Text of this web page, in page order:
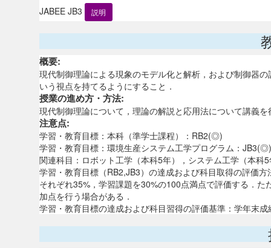
JABEE JB3 説明
概要:
現代制御理論による現象のモデル化と解析，および制御器
いう視点を持てるようにすること．
授業の進め方・方法:
現代制御理論について，理論の解説と応用法について講義
注意点:
学習・教育目標：本科（準学士課程）：RB2(◎)
学習・教育目標：環境生産システム工学プログラム：JB3(◎)
関連科目：ロボット工学（本科5年），システム工学（本
学習・教育目標（RB2,JB3）の達成および科目取得の評価
それぞれ35%，学習課題を30%の100点満点で評価する．
加点を行う場合がある．
学習・教育目標の達成および科目習得の評価基準：学年末